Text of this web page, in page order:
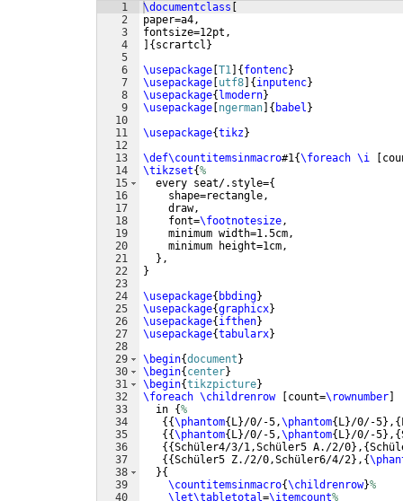
1
2
3
4
5
6
7
8
9
10
11
12
13
14
15
16
17
18
19
20
21
22
23
24
25
26
27
28
29
30
31
32
33
34
35
36
37
38
39
40
\documentclass
paper=a4,
fontsize=12pt,
{ scrartcl }
\usepackage T1 { fontenc}
\usepackage utf8 { inputenc}
\usepackage{ lmodern}
\usepackage ngerman { babel }
\usepackage{tikz}
\def\countitemsinmacro#1{\foreach \i
\tikzset{%
  every seat/.style=
{
    shape=rectangle,
    draw,
    font=
\footnotesize,
    minimum width=1.5cm,
    minimum height=1cm,
} ,
}
\usepackage{ bbding}
\usepackage{graphicx}
\usepackage{ ifthen}
\usepackage{tabularx}
\begin{document }
\begin{ center}
\begin{tikzpicture}
\foreach \childrenrow count=\rownumber
  in
{%
{{\phantom{ L}/0/-5,\phantom{ L}/0/-5} , {
{{\phantom{ L}/0/-5,\phantom{ L}/0/-5} , {
{{Schüler4/3/1,Schüler5 A./2/0} , {
{{Schüler5 Z./2/0,Schüler6/4/2} , {
}{
\countitemsinmacro{\childrenrow}%
\let\tabletotal=\itemcount%